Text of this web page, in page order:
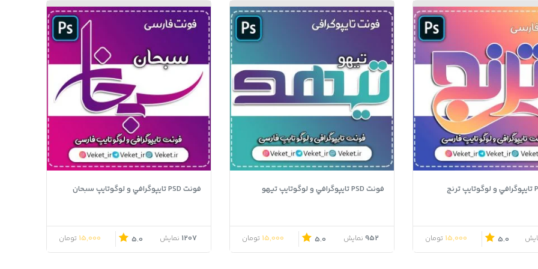
5.0
15,000 تومان
فونت PSD تايپوگرافي و لوگوتايپ تیهو
952 نمایش 5.0
15,000 تومان
فونت PSD تايپوگرافي و لوگوتايپ سبحان
1207 نمایش 5.0
15,000 تومان